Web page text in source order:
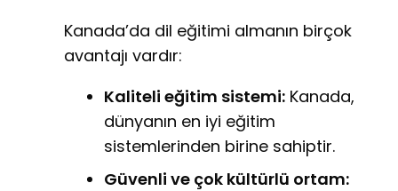
Kanada’da dil eğitimi almanın birçok
avantajı vardır:
Kaliteli eğitim sistemi: Kanada,
dünyanın en iyi eğitim
sistemlerinden birine sahiptir.
Güvenli ve çok kültürlü ortam: